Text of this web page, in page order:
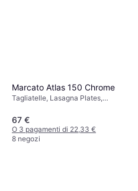
Marcato Atlas 150 Chrome
Tagliatelle, Lasagna Plates,
67 €
O 3 pagamenti di 22,33 €
8 negozi